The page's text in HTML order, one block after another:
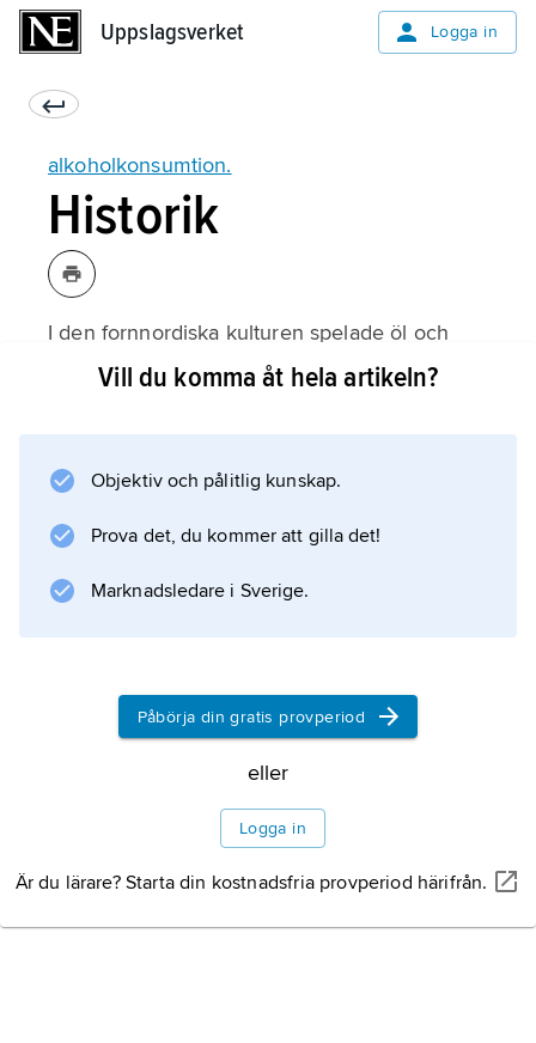
Uppslagsverket Logga in
alkoholkonsumtion.
Historik
I den fornnordiska kulturen spelade öl och
mjöd en viktig roll. Under medeltiden var
Information om artikeln
Vill du komma åt hela artikeln?
Objektiv och pålitlig kunskap.
Prova det, du kommer att gilla det!
Marknadsledare i Sverige.
Påbörja din gratis provperiod
eller
Logga in
Är du lärare? Starta din kostnadsfria provperiod härifrån.